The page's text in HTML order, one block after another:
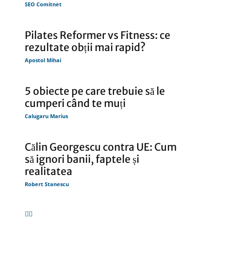
SEO Comitnet
Pilates Reformer vs Fitness: ce
rezultate obții mai rapid?
Apostol Mihai
5 obiecte pe care trebuie să le
cumperi când te muți
Calugaru Marius
Călin Georgescu contra UE: Cum
să ignori banii, faptele și
realitatea
Robert Stanescu